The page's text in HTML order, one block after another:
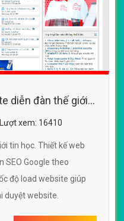
diễn đàn thế giới
Lượt xem: 16410
tin học. Thiết kế web
SEO Google theo
độ load website giúp
duyệt website.